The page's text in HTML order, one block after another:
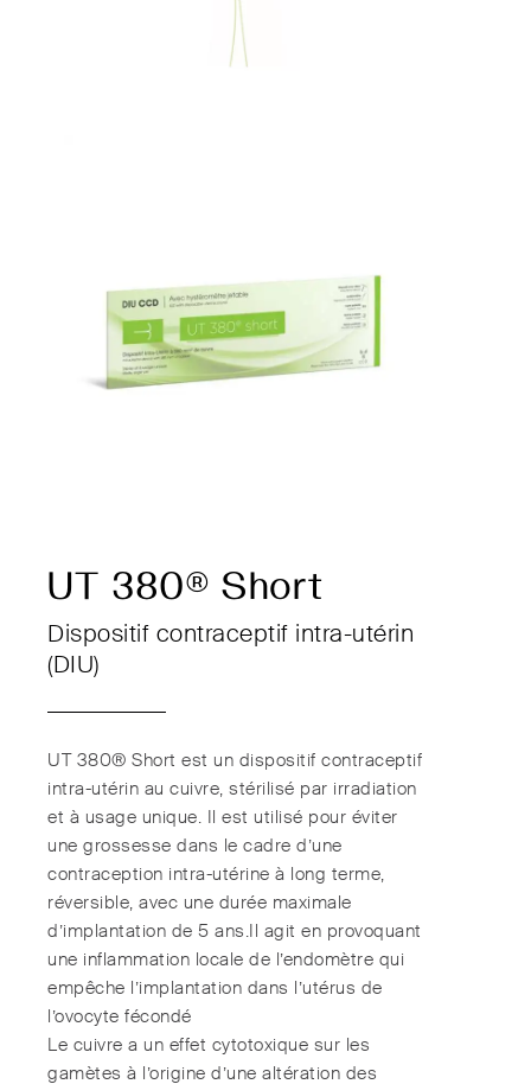
UT 380® Short
Dispositif contraceptif intra-utérin
(DIU)
UT 380® Short est un dispositif contraceptif
intra-utérin au cuivre, stérilisé par irradiation
et à usage unique. Il est utilisé pour éviter
une grossesse dans le cadre d’une
contraception intra-utérine à long terme,
réversible, avec une durée maximale
d’implantation de 5 ans.Il agit en provoquant
une inflammation locale de l’endomètre qui
empêche l’implantation dans l’utérus de
l’ovocyte fécondé
Le cuivre a un effet cytotoxique sur les
gamètes à l’origine d’une altération des